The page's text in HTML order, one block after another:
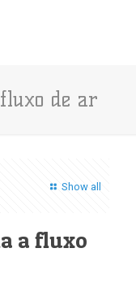
de ar
Show all
a fluxo